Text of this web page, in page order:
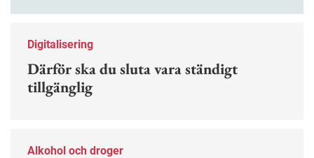
Digitalisering
Därför ska du sluta vara ständigt
tillgänglig
Alkohol och droger